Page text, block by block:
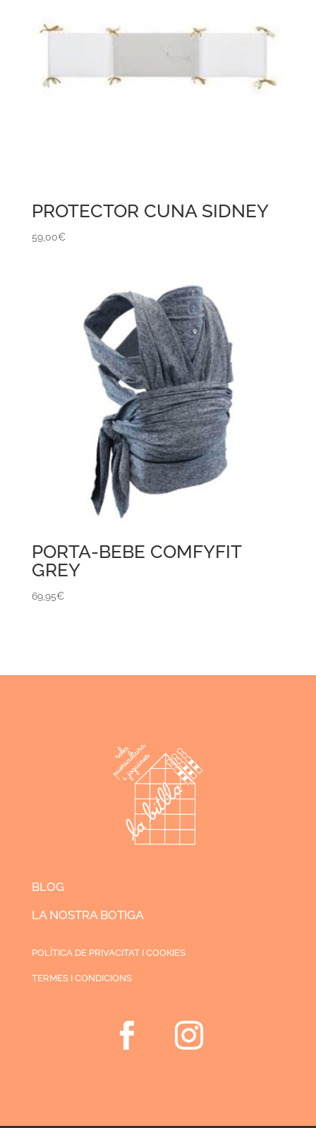
PROTECTOR CUNA SIDNEY
59,00€
PORTA-BEBE COMFYFIT
GREY
69,95€
BLOG
LA NOSTRA BOTIGA
POLÍTICA DE PRIVACITAT I COOKIES
TERMES I CONDICIONS